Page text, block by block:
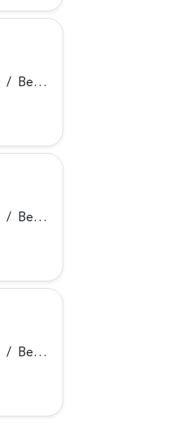
/ Beykoz
/ Beykoz
/ Beykoz